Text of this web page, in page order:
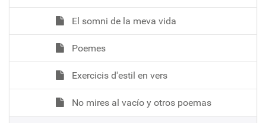
El somni de la meva vida
Poemes
Exercicis d'estil en vers
No mires al vacío y otros poemas